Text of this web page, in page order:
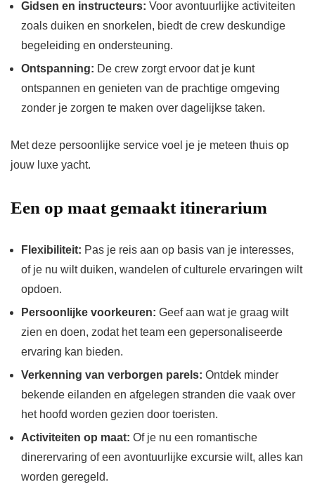
Gidsen en instructeurs: Voor avontuurlijke activiteiten
zoals duiken en snorkelen, biedt de crew deskundige
begeleiding en ondersteuning.
Ontspanning: De crew zorgt ervoor dat je kunt
ontspannen en genieten van de prachtige omgeving
zonder je zorgen te maken over dagelijkse taken.
Met deze persoonlijke service voel je je meteen thuis op
jouw luxe yacht.
Een op maat gemaakt itinerarium
Flexibiliteit: Pas je reis aan op basis van je interesses,
of je nu wilt duiken, wandelen of culturele ervaringen wilt
opdoen.
Persoonlijke voorkeuren: Geef aan wat je graag wilt
zien en doen, zodat het team een gepersonaliseerde
ervaring kan bieden.
Verkenning van verborgen parels: Ontdek minder
bekende eilanden en afgelegen stranden die vaak over
het hoofd worden gezien door toeristen.
Activiteiten op maat: Of je nu een romantische
dinerervaring of een avontuurlijke excursie wilt, alles kan
worden geregeld.